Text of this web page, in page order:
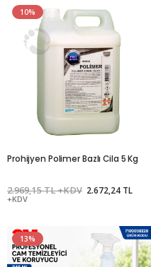
10%
Prohijyen Polimer Bazlı Cila 5 Kg
2.969,15 TL +KDV 2.672,24 TL
+KDV
13%